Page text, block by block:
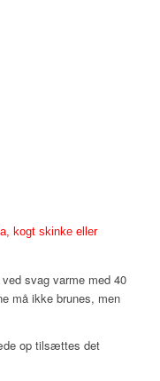
kogt skinke eller
svag varme med 40
må ikke brunes, men
op tilsættes det